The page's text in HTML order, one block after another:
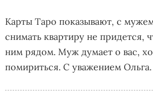
Карты Таро показывают, с
снимать квартиру не придется,
ним рядом. Муж думает о вас,
помириться. С уважением Ольга.